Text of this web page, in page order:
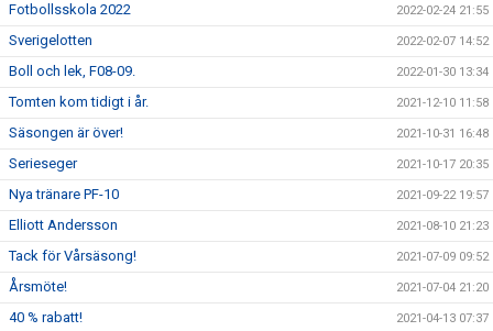
Fotbollsskola 2022 2022-02-24 21:55
Sverigelotten 2022-02-07 14:52
Boll och lek, F08-09. 2022-01-30 13:34
Tomten kom tidigt i år. 2021-12-10 11:58
Säsongen är över! 2021-10-31 16:48
Serieseger 2021-10-17 20:35
Nya tränare PF-10 2021-09-22 19:57
Elliott Andersson 2021-08-10 21:23
Tack för Vårsäsong! 2021-07-09 09:52
Årsmöte! 2021-07-04 21:20
40 % rabatt! 2021-04-13 07:37